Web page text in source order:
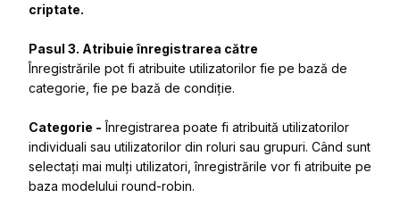
criptate.
Pasul 3. Atribuie înregistrarea către
Înregistrările pot fi atribuite utilizatorilor fie pe bază de
categorie, fie pe bază de condiție.
Categorie - Înregistrarea poate fi atribuită utilizatorilor
individuali sau utilizatorilor din roluri sau grupuri. Când sunt
selectați mai mulți utilizatori, înregistrările vor fi atribuite pe
baza modelului round-robin.